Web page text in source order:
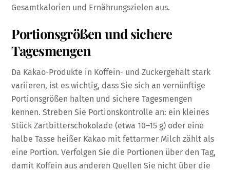
Gesamtkalorien und Ernährungszielen aus.
Portionsgrößen und sichere
Tagesmengen
Da Kakao-Produkte in Koffein- und Zuckergehalt stark
variieren, ist es wichtig, dass Sie sich an vernünftige
Portionsgrößen halten und sichere Tagesmengen
kennen. Streben Sie Portionskontrolle an: ein kleines
Stück Zartbitterschokolade (etwa 10–15 g) oder eine
halbe Tasse heißer Kakao mit fettarmer Milch zählt als
eine Portion. Verfolgen Sie die Portionen über den Tag,
damit Koffein aus anderen Quellen Sie nicht über die